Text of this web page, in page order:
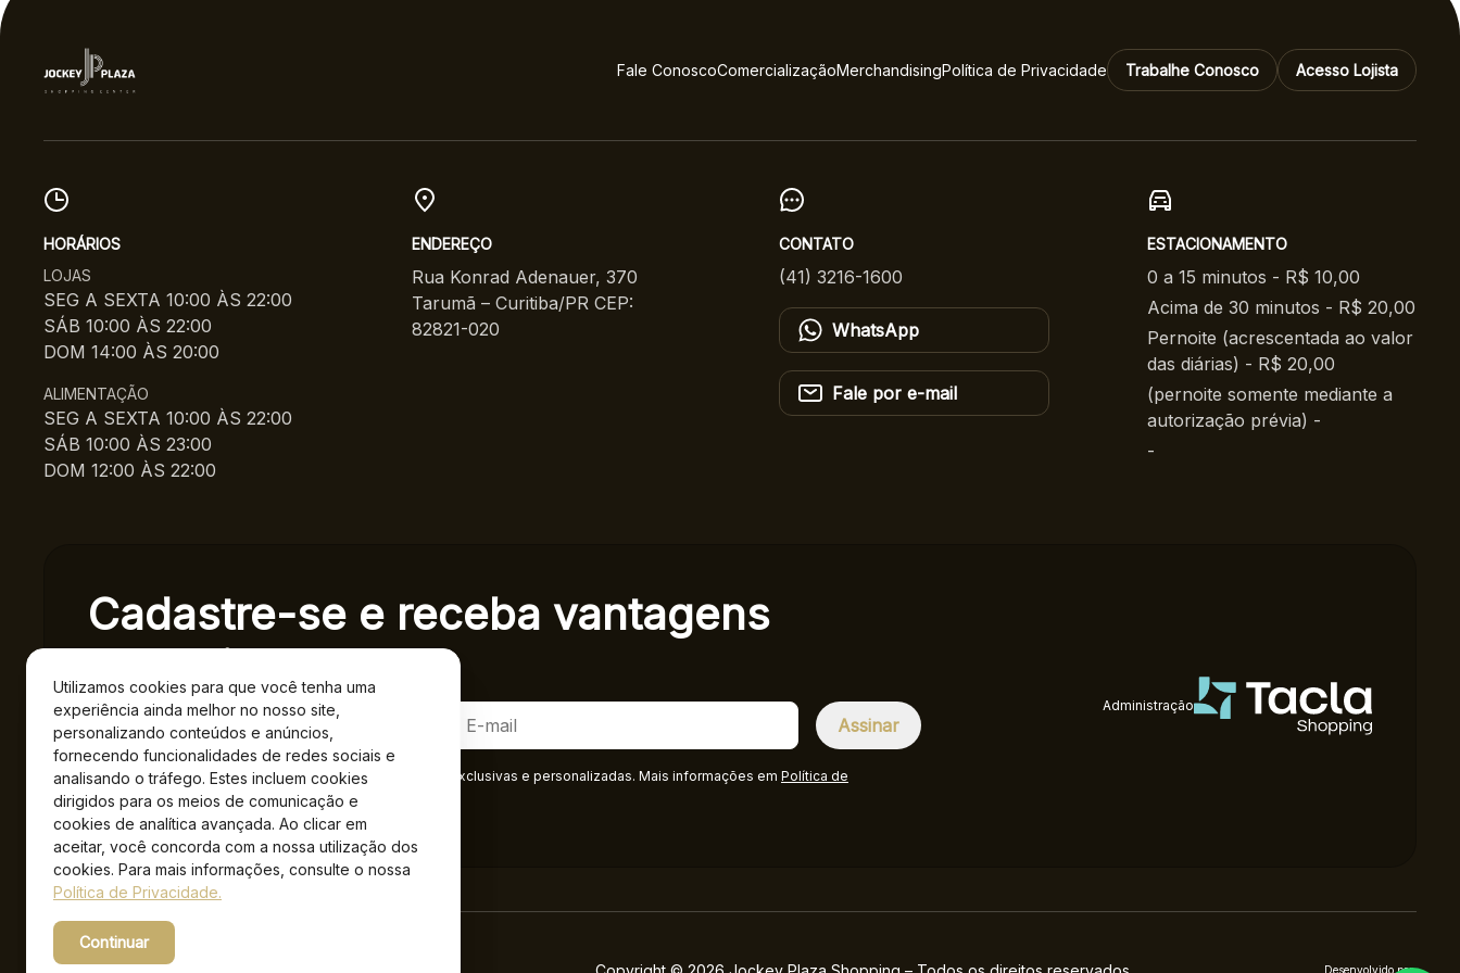
Utilizamos cookies para que você tenha uma
experiência ainda melhor no nosso site,
personalizando conteúdos e anúncios,
fornecendo funcionalidades de redes sociais e
analisando o tráfego. Estes incluem cookies
dirigidos para os meios de comunicação e
cookies de analítica avançada. Ao clicar em
aceitar, você concorda com a nossa utilização dos
cookies. Para mais informações, consulte o nossa
Política de Privacidade.
Continuar
gastronômicas
entre as melhores
Fale ConoscoComercializaçãoMerchandisingPolítica de Privacidade Trabalhe Conosco Acesso Lojista
HORÁRIOS
LOJAS
SEG A SEXTA 10:00 ÀS 22:00
SÁB 10:00 ÀS 22:00
DOM 14:00 ÀS 20:00
ALIMENTAÇÃO
SEG A SEXTA 10:00 ÀS 22:00
SÁB 10:00 ÀS 23:00
DOM 12:00 ÀS 22:00
ENDEREÇO
Rua Konrad Adenauer, 370
Tarumã – Curitiba/PR CEP:
82821-020
CONTATO
(41) 3216-1600
WhatsApp
Fale por e-mail
ESTACIONAMENTO
0 a 15 minutos - R$ 10,00
Acima de 30 minutos - R$ 20,00
Pernoite (acrescentada ao valor
das diárias) - R$ 20,00
(pernoite somente mediante a
autorização prévia) -
-
Cadastre-se e receba vantagens
exclusivas.
Ao se cadastrar você confirma em receber informações exclusivas e personalizadas. Mais informações em Política de
Privacidade .*
Administração
Desenvolvido por: